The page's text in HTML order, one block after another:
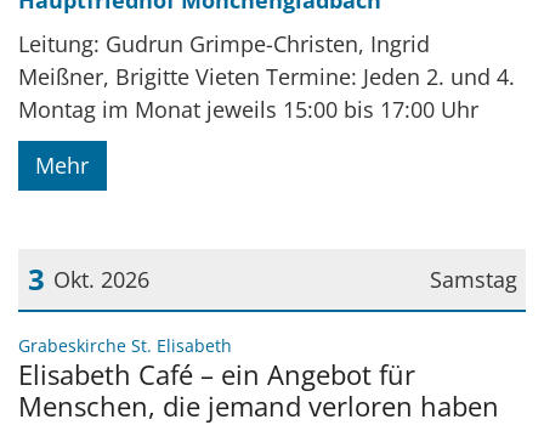
Leitung: Gudrun Grimpe-Christen, Ingrid
Meißner, Brigitte Vieten Termine: Jeden 2. und 4.
Montag im Monat jeweils 15:00 bis 17:00 Uhr
Mehr
Samstag
3 Okt. 2026
Datum: 3. Oktober 2026
Grabeskirche St. Elisabeth
Elisabeth Café – ein Angebot für
Menschen, die jemand verloren haben